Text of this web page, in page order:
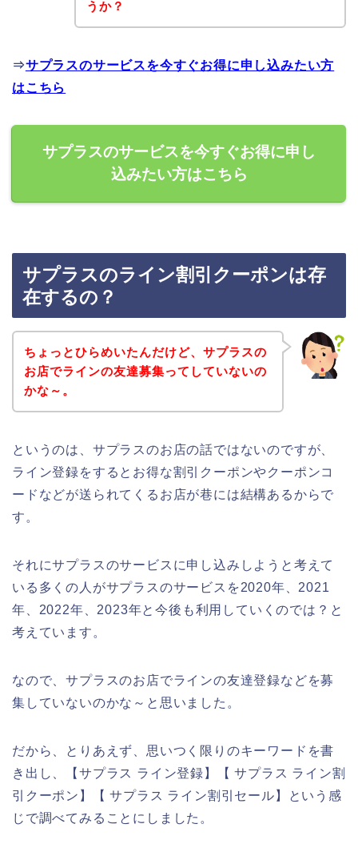
うか？
⇒サプラスのサービスを今すぐお得に申し込みたい方
はこちら
サプラスのサービスを今すぐお得に申し
込みたい方はこちら
サプラスのライン割引クーポンは存
在するの？
ちょっとひらめいたんだけど、サプラスの
お店でラインの友達募集ってしていないの
かな～。
というのは、サプラスのお店の話ではないのですが、
ライン登録をするとお得な割引クーポンやクーポンコ
ードなどが送られてくるお店が巷には結構あるからで
す。
それにサプラスのサービスに申し込みしようと考えて
いる多くの人がサプラスのサービスを2020年、2021
年、2022年、2023年と今後も利用していくのでは？と
考えています。
なので、サプラスのお店でラインの友達登録などを募
集していないのかな～と思いました。
だから、とりあえず、思いつく限りのキーワードを書
き出し、【サプラス ライン登録】【 サプラス ライン割
引クーポン】【 サプラス ライン割引セール】という感
じで調べてみることにしました。